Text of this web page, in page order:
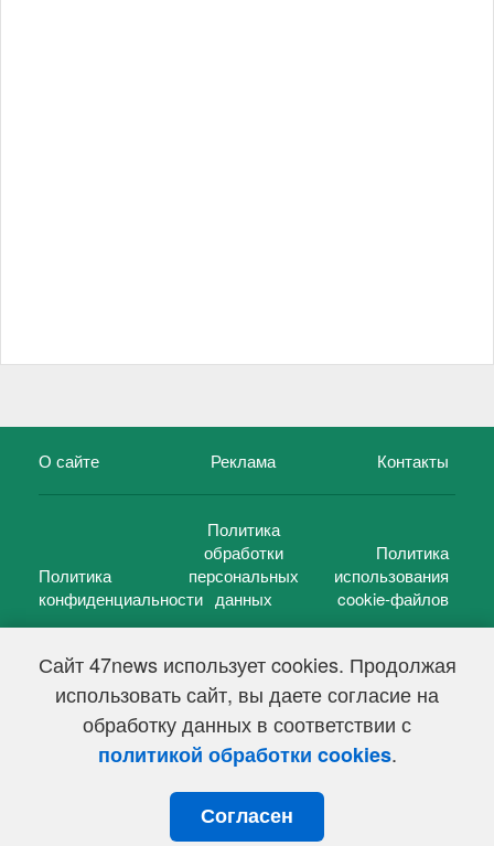
Сайт 47news использует cookies. Продолжая
использовать сайт, вы даете согласие на
обработку данных в соответствии с
политикой обработки cookies.
Согласен
О сайте Реклама Контакты
Политика
конфиденциальности
Политика
обработки
персональных
данных
Политика
использования
cookie-файлов
47 новостей (47 news)2005 — 2026 г.
Свидетельство о регистрации СМИ Эл № ФС 77-39848, выдано
Федеральной службой по надзору в сфере связи,
информационных технологий и массовых коммуникаций